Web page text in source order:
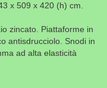
x 509 x 420 (h) cm.
zincato. Piattaforme in
antisdrucciolo. Snodi in
ad alta elasticità